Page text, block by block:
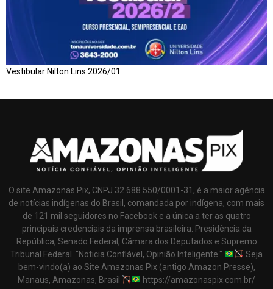
Vestibular Nilton Lins 2026/01
O site Amazonas Pix, CNPJ 32.688.550/0001-31, é a maior agência
de notícias indígenas do Brasil, comandada por indígena, com mais
de 121 mil seguidores no Facebook e a única a ter as quatro
principais credenciais da imprensa brasileira: Presidência da
República, Senado Federal, Câmara dos Deputados e Supremo
Tribunal Federal. "Noticia Confiável, Opinião Inteligente."
Seja
bem-vindo(a) ao Site Amazonas Pix (antigo Amazon Presse),
Manaus, Amazonas, Brasil
https://amazonaspix.com.br/